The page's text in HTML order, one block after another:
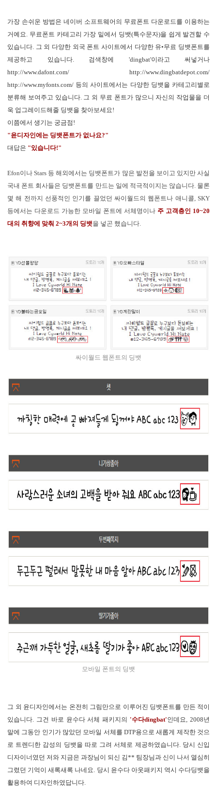
가장 손쉬운 방법은 네이버 소프트웨어의 무료폰트 다운로드를 이용하는
거예요. 무료폰트 카테고리 가장 밑에서 딩뱃(특수문자)을 쉽게 발견할 수
있습니다. 그 외 다양한 외국 폰트 사이트에서 다양한 유•무료 딩뱃폰트를
제공하고 있습니다. 검색창에 'dingbat'이라고 써넣거나
http://www.dafont.com/
http://www.dingbatdepot.com/
http://www.myfonts.com/ 등의 사이트에서는 다양한 딩뱃을 카테고리별로
분류해 보여주고 있습니다. 그 외 무료 폰트가 많으니 자신의 작업물을 더
욱 업그레이드해줄 딩뱃을 찾아보세요!
이쯤에서 생기는 궁금점!
"윤디자인에는 딩뱃폰트가 없나요?"
대답은 "있습니다!"
Efon이나 Stars 등 해외에서는 딩뱃폰트가 많은 발전을 보이고 있지만 사실
국내 폰트 회사들은 딩뱃폰트를 만드는 일에 적극적이지는 않습니다. 물론
몇 해 전까지 선풍적인 인기를 끌었던 싸이월드의 웹폰트나 애니콜, SKY
등에서는 다운로드 가능한 모바일 폰트에 서체명이나 주 고객층인 10~20
대의 취향에 맞춰 2~3개의 딩뱃을 넣곤 했습니다.
싸이월드 웹폰트의 딩뱃
모바일 폰트의 딩뱃
그 외 윤디자인에서는 온전히 그림만으로 이루어진 딩뱃폰트를 만든 적이
있습니다. 그건 바로 윤수다 서체 패키지의 '수다dingbat'인데요, 2008년
말에 그동안 인기가 많았던 모바일 서체를 DTP용으로 새롭게 제작한 것으
로 트렌디한 감성의 딩뱃을 따로 그려 서체로 제공하였습니다. 당시 신입
디자이너였던 저와 지금은 과장님이 되신 김** 팀장님과 신이 나서 열심히
그렸던 기억이 새록새록 나네요. 당시 윤수다 아웃패키지 역시 수다딩뱃을
활용하여 디자인하였답니다.